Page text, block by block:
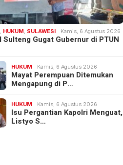
, HUKUM, SULAWESI Kamis, 6 Agustus 2026
Sulteng Gugat Gubernur di PTUN
HUKUM Kamis, 6 Agustus 2026
Mayat Perempuan Ditemukan
Mengapung di P…
HUKUM Kamis, 6 Agustus 2026
Isu Pergantian Kapolri Menguat,
Listyo S…